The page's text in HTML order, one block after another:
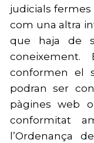
judicials
com una altra
que haja de
conformen el
podran ser
pàgines web
conformitat
l’Ordenança